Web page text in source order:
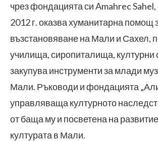
чрез фондацията си Amahrec Sahel,
2012 г. оказва хуманитарна помощ
възстановяване на Мали и Сахел,
училища, сиропиталища, културни
закупува инструменти за млади
Мали. Ръководи и фондацията
управляваща културното
от баща му и посветена на
културата в Мали.